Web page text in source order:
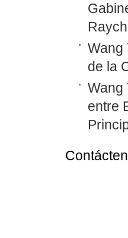
Wang
de la
Wang
entre